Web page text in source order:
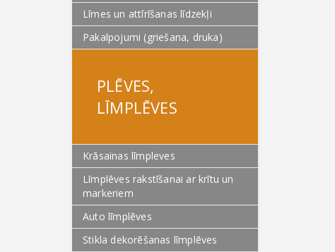
Līmes un attīrīšanas līdzekļi
Pakalpojumi (griešana, druka)
PLĒVES,
LĪMPLĒVES
Krāsainas līmpleves
Līmplēves rakstīšanai ar krītu un
markeriem
Auto līmplēves
Stikla dekorēšanas līmplēves